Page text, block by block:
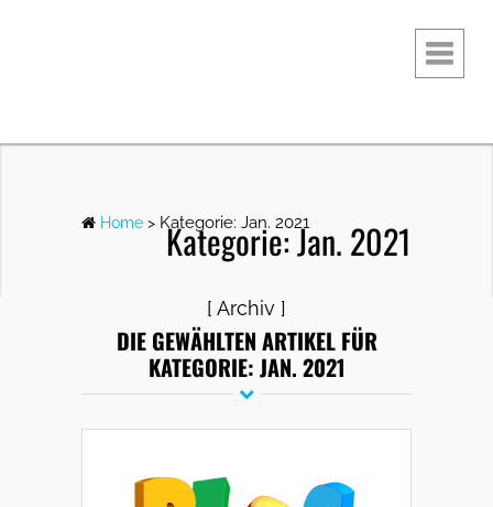
Home > Kategorie: Jan. 2021
Kategorie: Jan. 2021
[ Archiv ]
DIE GEWÄHLTEN ARTIKEL FÜR
KATEGORIE: JAN. 2021